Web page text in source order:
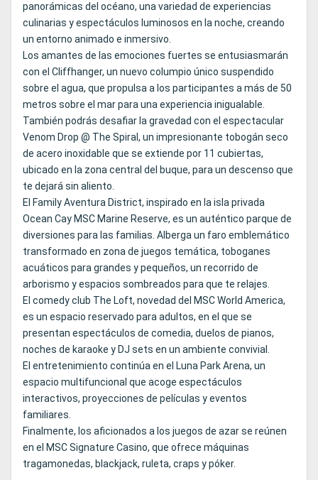
panorámicas del océano, una variedad de experiencias
culinarias y espectáculos luminosos en la noche, creando
un entorno animado e inmersivo.
Los amantes de las emociones fuertes se entusiasmarán
con el Cliffhanger, un nuevo columpio único suspendido
sobre el agua, que propulsa a los participantes a más de 50
metros sobre el mar para una experiencia inigualable.
También podrás desafiar la gravedad con el espectacular
Venom Drop @ The Spiral, un impresionante tobogán seco
de acero inoxidable que se extiende por 11 cubiertas,
ubicado en la zona central del buque, para un descenso que
te dejará sin aliento.
El Family Aventura District, inspirado en la isla privada
Ocean Cay MSC Marine Reserve, es un auténtico parque de
diversiones para las familias. Alberga un faro emblemático
transformado en zona de juegos temática, toboganes
acuáticos para grandes y pequeños, un recorrido de
arborismo y espacios sombreados para que te relajes.
El comedy club The Loft, novedad del MSC World America,
es un espacio reservado para adultos, en el que se
presentan espectáculos de comedia, duelos de pianos,
noches de karaoke y DJ sets en un ambiente convivial.
El entretenimiento continúa en el Luna Park Arena, un
espacio multifuncional que acoge espectáculos
interactivos, proyecciones de películas y eventos
familiares.
Finalmente, los aficionados a los juegos de azar se reúnen
en el MSC Signature Casino, que ofrece máquinas
tragamonedas, blackjack, ruleta, craps y póker.